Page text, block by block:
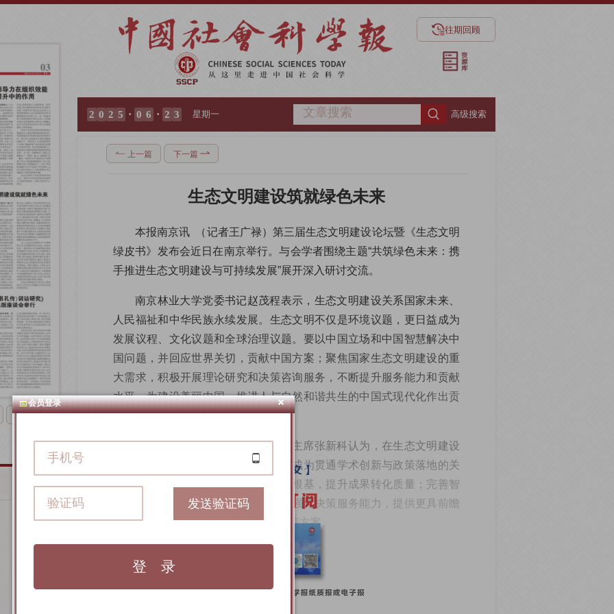
下一版
往期回顾
2 0 2 5 · 0 6 · 2 3 星期一 高级搜索
上一篇 下一篇
生态文明建设筑就绿色未来
本报南京讯  （记者王广禄）第三届生态文明建设论坛暨《生态文明
绿皮书》发布会近日在南京举行。与会学者围绕主题“共筑绿色未来：携
手推进生态文明建设与可持续发展”展开深入研讨交流。
南京林业大学党委书记赵茂程表示，生态文明建设关系国家未来、
人民福祉和中华民族永续发展。生态文明不仅是环境议题，更日益成为
发展议程、文化议题和全球治理议题。要以中国立场和中国智慧解决中
国问题，并回应世界关切，贡献中国方案；聚焦国家生态文明建设的重
大需求，积极开展理论研究和决策咨询服务，不断提升服务能力和贡献
水平，为建设美丽中国、推进人与自然和谐共生的中国式现代化作出贡
献。
江苏省社科联党组书记、常务副主席张新科认为，在生态文明建设
系统性日益显现的背景下，智库研究成为贯通学术创新与政策落地的关
键和桥梁。要以学理化研究筑牢理论根基，提升成果转化质量；完善智
库成果的形成机制和智库治理机制，强化决策服务能力，提供更具前瞻
性、针对性、专业性、可操作性的政策方案。
会员登录
发送验证码